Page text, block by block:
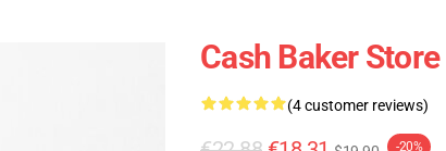
Cash Baker
(4 customer reviews)
-20%